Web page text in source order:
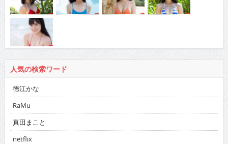
人気の検索ワード
徳江かな
RaMu
真田まこと
netflix